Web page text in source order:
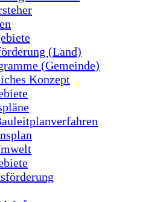
(Land)
(Gemeinde)
Konzept